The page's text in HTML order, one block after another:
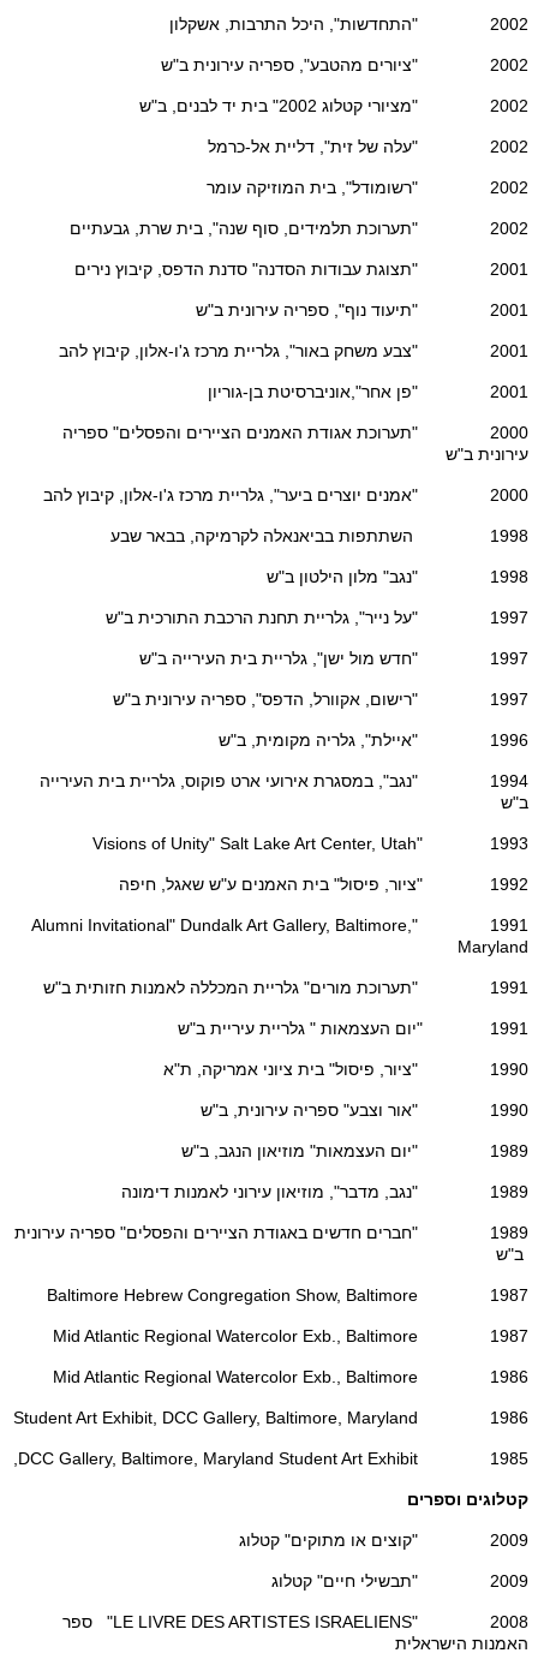
2002 "התחדשות", היכל התרבות, אשקלון
2002 "ציורים מהטבע", ספריה עירונית ב"ש
2002 "מציורי קטלוג 2002" בית יד לבנים, ב"ש
2002 "עלה של זית", דליית אל-כרמל
2002 "רשומודל", בית המוזיקה עומר
2002 "תערוכת תלמידים, סוף שנה", בית שרת, גבעתיים
2001 "תצוגת עבודות הסדנה" סדנת הדפס, קיבוץ נירים
2001 "תיעוד נוף", ספריה עירונית ב"ש
2001 "צבע משחק באור", גלריית מרכז ג'ו-אלון, קיבוץ להב
2001 "פן אחר",אוניברסיטת בן-גוריון
2000 "תערוכת אגודת האמנים הציירים והפסלים" ספריה
עירונית ב"ש
2000 "אמנים יוצרים ביער", גלריית מרכז ג'ו-אלון, קיבוץ להב
1998 השתתפות בביאנאלה לקרמיקה, בבאר שבע
1998 "נגב" מלון הילטון ב"ש
1997 "על נייר", גלריית תחנת הרכבת התורכית ב"ש
1997 "חדש מול ישן", גלריית בית העירייה ב"ש
1997 "רישום, אקוורל, הדפס", ספריה עירונית ב"ש
1996 "איילת", גלריה מקומית, ב"ש
1994 "נגב", במסגרת אירועי ארט פוקוס, גלריית בית העירייה
ב"ש
1993 "Visions of Unity" Salt Lake Art Center, Utah
1992 "ציור, פיסול" בית האמנים ע"ש שאגל, חיפה
1991 "Alumni Invitational" Dundalk Art Gallery, Baltimore,
Maryland
1991 "תערוכת מורים" גלריית המכללה לאמנות חזותית ב"ש
1991 "יום העצמאות " גלריית עיריית ב"ש
1990 "ציור, פיסול" בית ציוני אמריקה, ת"א
1990 "אור וצבע" ספריה עירונית, ב"ש
1989 "יום העצמאות" מוזיאון הנגב, ב"ש
1989 "נגב, מדבר", מוזיאון עירוני לאמנות דימונה
1989 "חברים חדשים באגודת הציירים והפסלים" ספריה עירונית
ב"ש
1987 Baltimore Hebrew Congregation Show, Baltimore
1987 Mid Atlantic Regional Watercolor Exb., Baltimore
1986 Mid Atlantic Regional Watercolor Exb., Baltimore
1986 Student Art Exhibit, DCC Gallery, Baltimore, Maryland
1985 DCC Gallery, Baltimore, Maryland Student Art Exhibit,
קטלוגים וספרים
2009 "קוצים או מתוקים" קטלוג
2009 "תבשילי חיים" קטלוג
2008 "LE LIVRE DES ARTISTES ISRAELIENS" ספר
האמנות הישראלית